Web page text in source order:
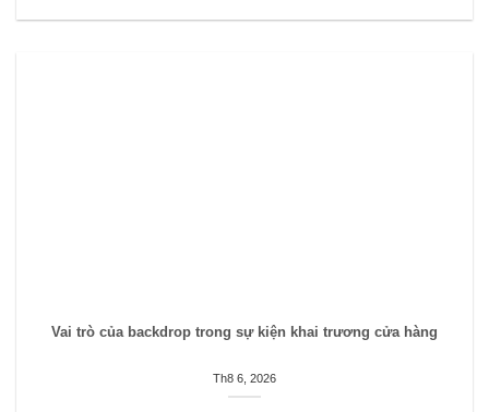
Vai trò của backdrop trong sự kiện khai trương cửa hàng
Th8 6, 2026